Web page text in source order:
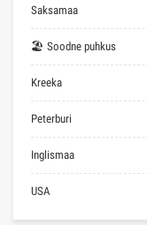
Saksamaa
🏖 Soodne puhkus
Kreeka
Peterburi
Inglismaa
USA